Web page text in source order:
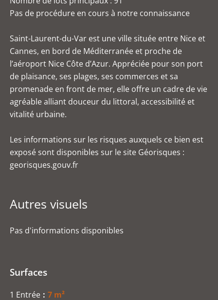
Pas de procédure en cours à notre connaissance
Saint-Laurent-du-Var est une ville située entre Nice et
Cannes, en bord de Méditerranée et proche de
l’aéroport Nice Côte d’Azur. Appréciée pour son port
de plaisance, ses plages, ses commerces et sa
promenade en front de mer, elle offre un cadre de vie
agréable alliant douceur du littoral, accessibilité et
vitalité urbaine.
Les informations sur les risques auxquels ce bien est
exposé sont disponibles sur le site Géorisques :
georisques.gouv.fr
Autres visuels
Pas d'informations disponibles
Surfaces
1 Entrée 7 m²